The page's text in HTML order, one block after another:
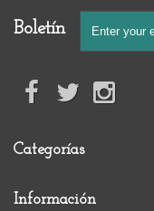
Boletín
Categorías
Información